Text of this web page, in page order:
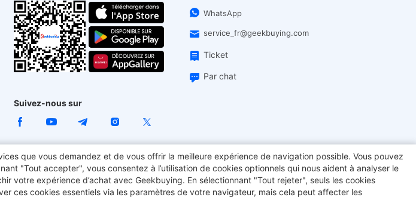
WhatsApp
service_fr@geekbuying.com
Ticket
Par chat
Suivez-nous sur
Elegoo Centauri Carbon Fynzo S11 Filament Creality K2 Combo OUKITEL
TITAN ARMY Ninkear ordinateur portable Machine à café
que vous demandez et de vous offrir la meilleure expérience de navigation possible. Vous pouvez
"Tout accepter", vous consentez à l’utilisation de cookies optionnels qui nous aident à analyser le
votre expérience d’achat avec Geekbuying. En sélectionnant "Tout rejeter", seuls les cookies
ces cookies essentiels via les paramètres de votre navigateur, mais cela peut affecter les